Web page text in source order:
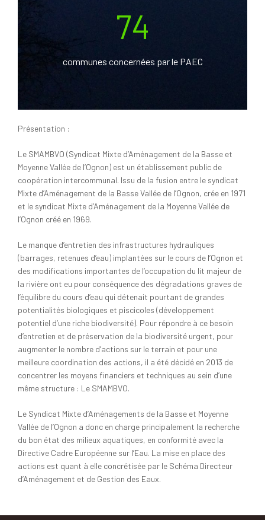
74
communes concernées par le PAEC
Présentation :
Le SMAMBVO (Syndicat Mixte d’Aménagement de la Basse et
Moyenne Vallée de l’Ognon) est un établissement public de
coopération intercommunal. Issu de la fusion entre le syndicat
Mixte d’Aménagement de la Basse Vallée de l’Ognon, crée en 1971
et le syndicat Mixte d’Aménagement de la Moyenne Vallée de
l’Ognon créé en 1969.
Le manque d’entretien des infrastructures hydrauliques
(barrages, retenues d’eau) implantées sur le cours de l’Ognon et
des modifications importantes de l’occupation du lit majeur de
la rivière ont eu pour conséquence des dégradations graves de
l’équilibre du cours d’eau qui détenait pourtant de grandes
potentialités biologiques et piscicoles (développement
potentiel d’une riche biodiversité). Pour répondre à ce besoin
d’entretien et de préservation de la biodiversité urgent, pour
augmenter le nombre d’actions sur le terrain et pour une
meilleure coordination des actions, il a été décidé en 2013 de
concentrer les moyens financiers et techniques au sein d’une
même structure : Le SMAMBVO.
Le Syndicat Mixte d’Aménagements de la Basse et Moyenne
Vallée de l’Ognon a donc en charge principalement la recherche
du bon état des milieux aquatiques, en conformité avec la
Directive Cadre Européenne sur l’Eau. La mise en place des
actions est quant à elle concrétisée par le Schéma Directeur
d’Aménagement et de Gestion des Eaux.